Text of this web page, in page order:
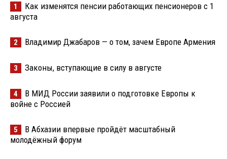
1
Как изменятся пенсии работающих пенсионеров с 1
августа
2 Владимир Джабаров — о том, зачем Европе Армения
3 Законы, вступающие в силу в августе
4
В МИД России заявили о подготовке Европы к
войне с Россией
5
В Абхазии впервые пройдёт масштабный
молодёжный форум